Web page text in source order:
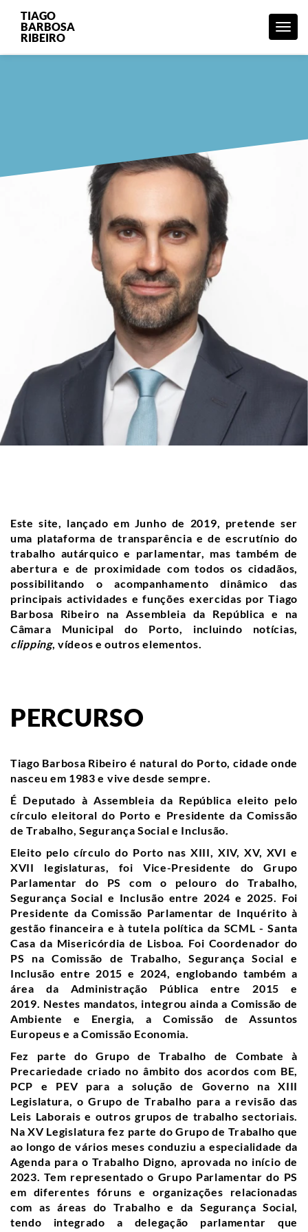
Menu
TIAGO
BARBOSA
RIBEIRO
Este site, lançado em Junho de 2019, pretende ser
uma plataforma de transparência e de escrutínio do
trabalho autárquico e parlamentar, mas também de
abertura e de proximidade com todos os cidadãos,
possibilitando o acompanhamento dinâmico das
principais actividades e funções exercidas por Tiago
Barbosa Ribeiro na Assembleia da República e na
Câmara Municipal do Porto, incluindo notícias,
clipping, vídeos e outros elementos.
PERCURSO
Tiago Barbosa Ribeiro é natural do Porto, cidade onde
nasceu em 1983 e vive desde sempre.
É Deputado à Assembleia da República eleito pelo
círculo eleitoral do Porto e Presidente da Comissão
de Trabalho, Segurança Social e Inclusão.
Eleito pelo círculo do Porto nas XIII, XIV, XV, XVI e
XVII legislaturas, foi Vice-Presidente do Grupo
Parlamentar do PS com o pelouro do Trabalho,
Segurança Social e Inclusão entre 2024 e 2025. Foi
Presidente da Comissão Parlamentar de Inquérito à
gestão financeira e à tutela política da SCML - Santa
Casa da Misericórdia de Lisboa. Foi Coordenador do
PS na Comissão de Trabalho, Segurança Social e
Inclusão entre 2015 e 2024, englobando também a
área da Administração Pública entre 2015 e
2019. Nestes mandatos, integrou ainda a Comissão de
Ambiente e Energia, a Comissão de Assuntos
Europeus e a Comissão Economia.
Fez parte do Grupo de Trabalho de Combate à
Precariedade criado no âmbito dos acordos com BE,
PCP e PEV para a solução de Governo na XIII
Legislatura, o Grupo de Trabalho para a revisão das
Leis Laborais e outros grupos de trabalho sectoriais.
Na XV Legislatura fez parte do Grupo de Trabalho que
ao longo de vários meses conduziu a especialidade da
Agenda para o Trabalho Digno, aprovada no início de
2023. Tem representado o Grupo Parlamentar do PS
em diferentes fóruns e organizações relacionadas
com as áreas do Trabalho e da Segurança Social,
tendo integrado a delegação parlamentar que